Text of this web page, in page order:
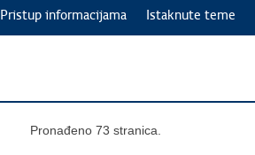
Pristup informacijama Istaknute teme
Pronađeno 73 stranica.